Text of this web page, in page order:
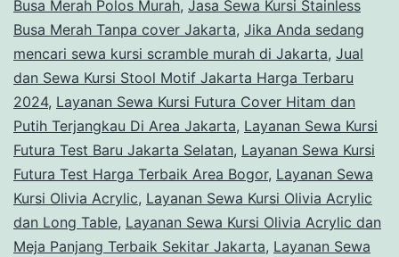
Busa Merah Polos Murah, Jasa Sewa Kursi Stainless
Busa Merah Tanpa cover Jakarta, Jika Anda sedang
mencari sewa kursi scramble murah di Jakarta, Jual
dan Sewa Kursi Stool Motif Jakarta Harga Terbaru
2024, Layanan Sewa Kursi Futura Cover Hitam dan
Putih Terjangkau Di Area Jakarta, Layanan Sewa Kursi
Futura Test Baru Jakarta Selatan, Layanan Sewa Kursi
Futura Test Harga Terbaik Area Bogor, Layanan Sewa
Kursi Olivia Acrylic, Layanan Sewa Kursi Olivia Acrylic
dan Long Table, Layanan Sewa Kursi Olivia Acrylic dan
Meja Panjang Terbaik Sekitar Jakarta, Layanan Sewa